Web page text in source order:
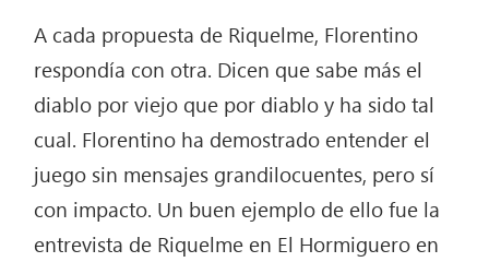
A cada propuesta de Riquelme, Florentino
respondía con otra. Dicen que sabe más el
diablo por viejo que por diablo y ha sido tal
cual. Florentino ha demostrado entender el
juego sin mensajes grandilocuentes, pero sí
con impacto. Un buen ejemplo de ello fue la
entrevista de Riquelme en El Hormiguero en